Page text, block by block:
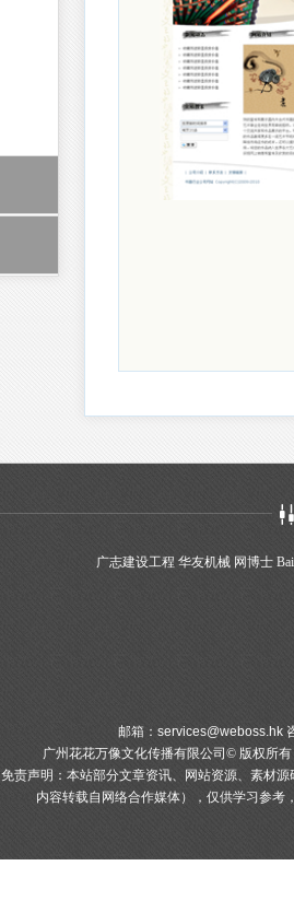
广志建设工程 华友机械 网博士
邮箱：services@weboss.hk
广州花花万像文化传播有限公司© 版权所有
免责声明：本站部分文章资讯、网站资源、素材
内容转载自网络合作媒体），仅供学习参